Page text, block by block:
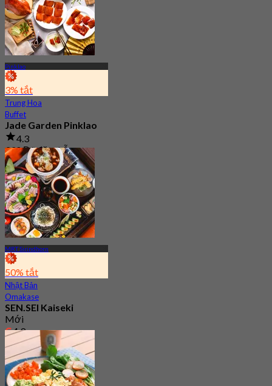
Pinklao
3% tắt
Trung Hoa
Buffet
Jade Garden Pinklao
4.3
330 Đã đặt chỗ
Từ฿ 639
MRT Sirindhorn
50% tắt
Nhật Bản
Omakase
SEN.SEI Kaiseki
Mới
4.9
Từ฿ 2,295